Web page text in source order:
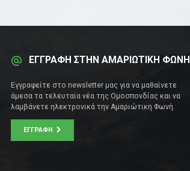
ΕΓΓΡΑΦΗ ΣΤΗΝ ΑΜΑΡΙΩΤΙΚΗ ΦΩΝΗ
Εγγραφείτε στο newsletter μας για να μαθαίνετε
άμεσα τα τελευταία νέα της Ομοσπονδίας και να
λαμβάνετε ηλεκτρονικά την Αμαριώτικη Φωνή.
ΕΓΓΡΑΦΉ